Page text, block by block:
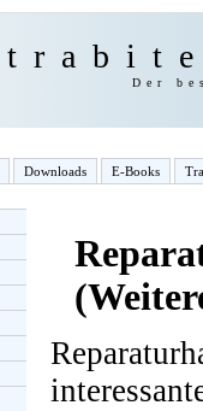
Der
Downloads E-Books